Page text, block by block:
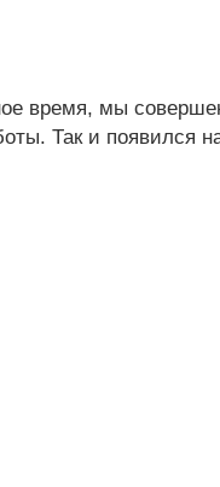
время, мы
Так и появился